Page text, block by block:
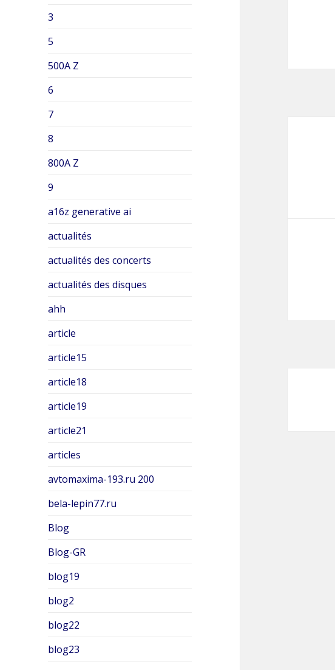
3
5
500A Z
6
7
8
800A Z
9
a16z generative ai
actualités
actualités des concerts
actualités des disques
ahh
article
article15
article18
article19
article21
articles
avtomaxima-193.ru 200
bela-lepin77.ru
Blog
Blog-GR
blog19
blog2
blog22
blog23